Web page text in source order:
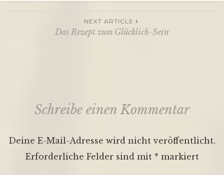
Beitragsnavigation
NEXT ARTICLE
Das Rezept zum Glücklich-Sein
Schreibe einen Kommentar
Deine E-Mail-Adresse wird nicht veröffentlicht.
Erforderliche Felder sind mit * markiert